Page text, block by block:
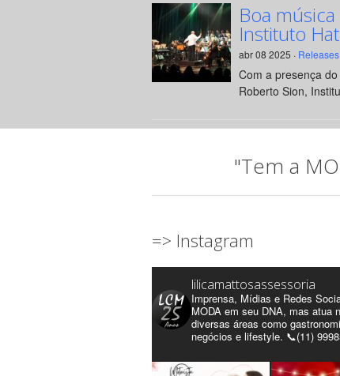
Boa
Instituto
abr 08 2025 · Releases
Com a presença
Roberto Sion,
"Tem a
=> Instagram
lilicamattosassessoria
Imprensa, Mídias e Redes
MODA em seu DNA, mas atua
diversas áreas como
negócios e lifestyle. 📞(11)